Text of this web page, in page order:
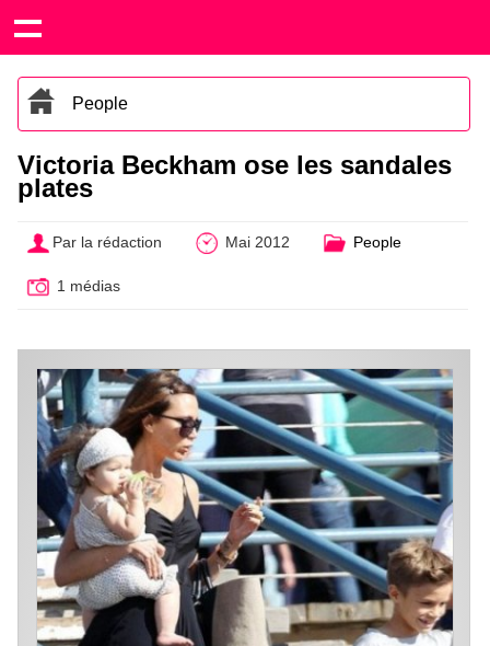
People
Victoria Beckham ose les sandales
plates
Par la rédaction Mai 2012 People
1 médias